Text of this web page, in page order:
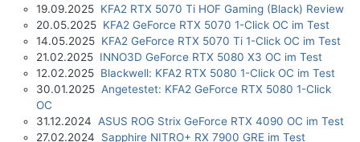
19.09.2025 KFA2 RTX 5070 Ti HOF Gaming (Black) Review
20.05.2025 KFA2 GeForce RTX 5070 1-Click OC im Test
14.05.2025 KFA2 GeForce RTX 5070 Ti 1-Click OC im Test
21.02.2025 INNO3D GeForce RTX 5080 X3 OC im Test
12.02.2025 Blackwell: KFA2 RTX 5080 1-Click OC im Test
30.01.2025 Angetestet: KFA2 GeForce RTX 5080 1-Click
OC
31.12.2024 ASUS ROG Strix GeForce RTX 4090 OC im Test
27.02.2024 Sapphire NITRO+ RX 7900 GRE im Test